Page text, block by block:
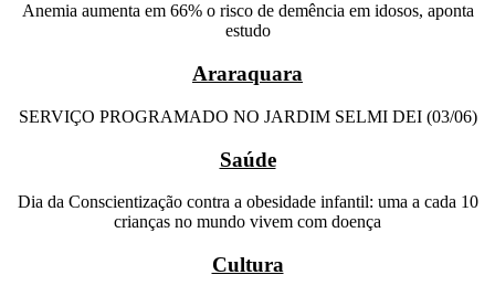
Anemia aumenta em 66% o risco de demência em idosos, aponta
estudo
Araraquara
SERVIÇO PROGRAMADO NO JARDIM SELMI DEI (03/06)
Saúde
Dia da Conscientização contra a obesidade infantil: uma a cada 10
crianças no mundo vivem com doença
Cultura